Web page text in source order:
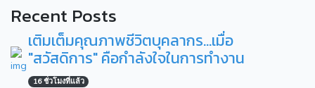
Recent Posts
เติมเต็มคุณภาพชีวิตบุคลากร...เมื่อ
"สวัสดิการ" คือกำลังใจในการทำงาน
16 ชั่วโมงที่แล้ว